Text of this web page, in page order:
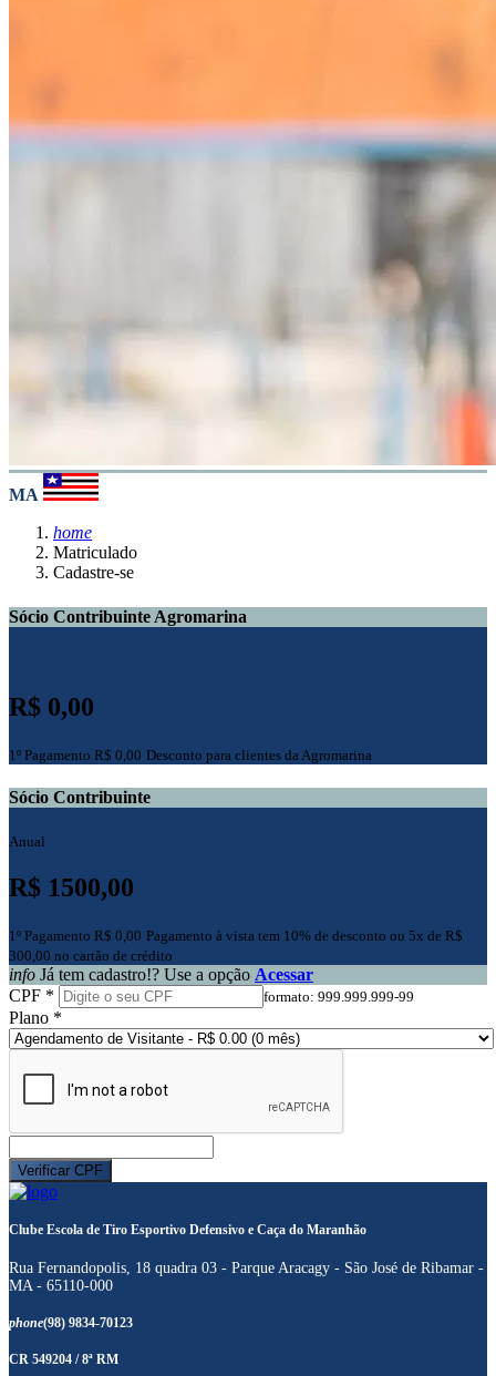
MA
home
Matriculado
Cadastre-se
Sócio Contribuinte Agromarina
R$ 0,00
1º Pagamento R$ 0,00 Desconto para clientes da Agromarina
Sócio Contribuinte
Anual
R$ 1500,00
1º Pagamento R$ 0,00 Pagamento à vista tem 10% de desconto ou 5x de R$
300,00 no cartão de crédito
info Já tem cadastro!? Use a opção Acessar
CPF *
formato: 999.999.999-99
Plano *
Clube Escola de Tiro Esportivo Defensivo e Caça do Maranhão
Rua Fernandopolis, 18 quadra 03 - Parque Aracagy - São José de Ribamar -
MA - 65110-000
phone(98) 9834-70123
CR 549204 / 8ª RM